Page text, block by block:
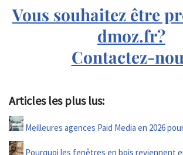
Vous souhaitez être
dmoz.fr?
Contactez-
Articles les plus lus:
Meilleures agences Paid Media en 2026
Pourquoi les fenêtres en bois reviennent